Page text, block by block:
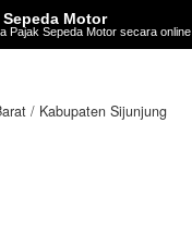
Sepeda Motor
Pajak Sepeda Motor secara online
Kabupaten Sijunjung